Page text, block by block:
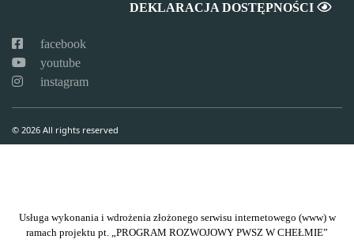
DEKLARACJA DOSTĘPNOŚCI
facebook
youtube
instagram
© 2026 All rights reserved
Usługa wykonania i wdrożenia złożonego serwisu internetowego (www) w
ramach projektu pt. „PROGRAM ROZWOJOWY PWSZ W CHEŁMIE”